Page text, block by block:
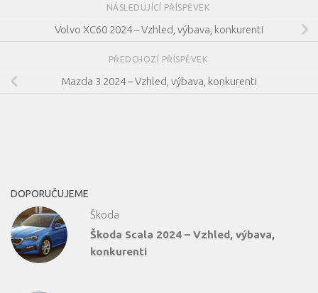
NÁSLEDUJÍCÍ PŘÍSPĚVEK
Volvo XC60 2024 – Vzhled, výbava, konkurenti
PŘEDCHOZÍ PŘÍSPĚVEK
Mazda 3 2024 – Vzhled, výbava, konkurenti
DOPORUČUJEME
Škoda
Škoda Scala 2024 – Vzhled, výbava,
konkurenti